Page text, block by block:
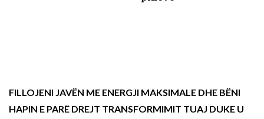
FILLOJENI JAVËN ME ENERGJI MAKSIMALE DHE BËNI
HAPIN E PARË DREJT TRANSFORMIMIT TUAJ DUKE U